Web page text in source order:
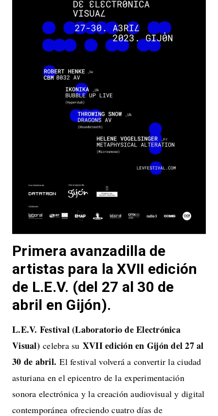
Primera avanzadilla de
artistas para la XVII edición
de L.E.V. (del 27 al 30 de
abril en Gijón).
L.E.V. Festival (Laboratorio de Electrónica
Visual)celebra su XVII edición en Gijón del 27 al
30 de abril.El festival volverá a convertir la ciudad
asturiana en el epicentro de la experimentación
sonora electrónica y la creación audiovisual y digital
contemporánea ofreciendo cuatro días de